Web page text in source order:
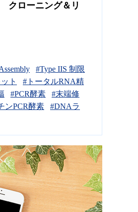
クローニング＆リ
#Type IIS 制限
ト
#トータルRNA精
#PCR酵素
#末端修
ンPCR酵素 #DNAラ